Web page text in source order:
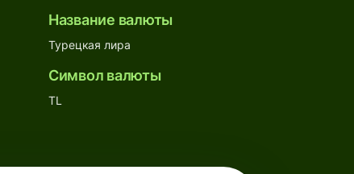
Название валюты
Турецкая лира
Символ валюты
TL